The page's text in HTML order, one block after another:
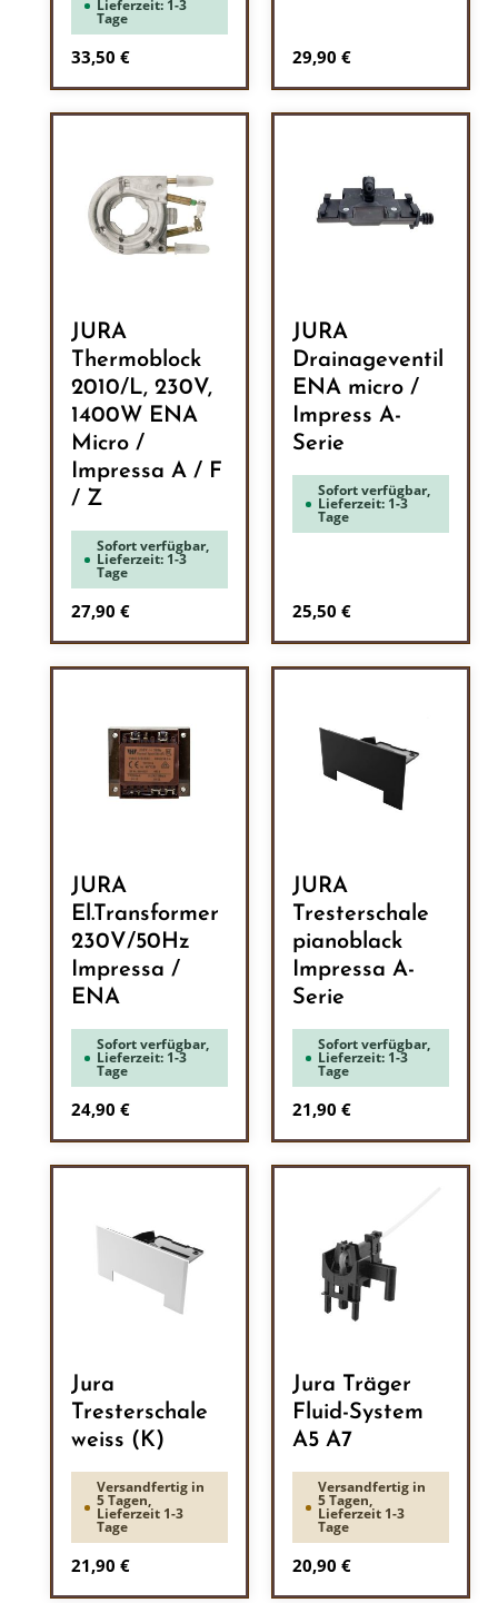
Lieferzeit: 1-3
Tage
Regulärer Preis:
33,50 € Regulärer Preis:
29,90 €
JURA
Thermoblock
2010/L, 230V,
1400W ENA
Micro /
Impressa A / F
/ Z
Sofort verfügbar,
Lieferzeit: 1-3
Tage
Regulärer Preis:
27,90 €
JURA
Drainageventil
ENA micro /
Impress A-
Serie
Sofort verfügbar,
Lieferzeit: 1-3
Tage
Regulärer Preis:
25,50 €
JURA
El.Transformer
230V/50Hz
Impressa /
ENA
Sofort verfügbar,
Lieferzeit: 1-3
Tage
Regulärer Preis:
24,90 €
JURA
Tresterschale
pianoblack
Impressa A-
Serie
Sofort verfügbar,
Lieferzeit: 1-3
Tage
Regulärer Preis:
21,90 €
Jura
Tresterschale
weiss (K)
Versandfertig in
5 Tagen,
Lieferzeit 1-3
Tage
Regulärer Preis:
21,90 €
Jura Träger
Fluid-System
A5 A7
Versandfertig in
5 Tagen,
Lieferzeit 1-3
Tage
Regulärer Preis:
20,90 €